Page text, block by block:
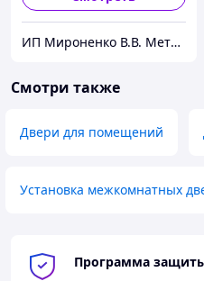
ИП Мироненко В.В. Металлические и межкомнатные двери
Смотри также
Двери для помещений
Установка межкомнатных
Программа